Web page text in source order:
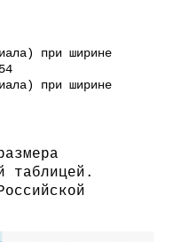
при ширине
при ширине
таблицей.